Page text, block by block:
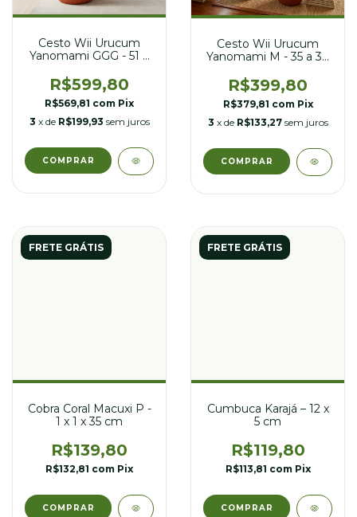
Cesto Wii Urucum
Yanomami GGG - 51 a
R$599,80
R$569,81 com Pix
3 x de R$199,93 sem juros
Cesto Wii Urucum
Yanomami M - 35 a 39
R$399,80
R$379,81 com Pix
3 x de R$133,27 sem juros
FRETE GRÁTIS
Cobra Coral Macuxi P -
1 x 1 x 35 cm
R$139,80
R$132,81 com Pix
FRETE GRÁTIS
Cumbuca Karajá – 12 x
5 cm
R$119,80
R$113,81 com Pix